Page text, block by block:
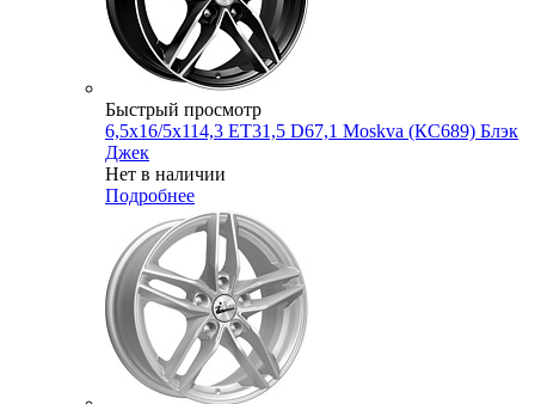
Быстрый просмотр
6,5x16/5x114,3 ET31,5 D67,1 Moskva (КС689) Блэк
Джек
Нет в наличии
Подробнее